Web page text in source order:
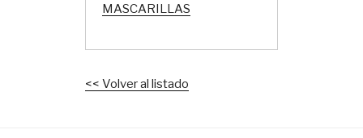
MASCARILLAS
<< Volver al listado